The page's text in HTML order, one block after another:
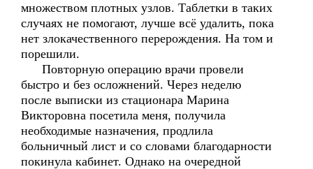
множеством плотных узлов. Таблетки в таких
случаях не помогают, лучше всё удалить, пока
нет злокачественного перерождения. На том и
порешили.
Повторную операцию врачи провели
быстро и без осложнений. Через неделю
после выписки из стационара Марина
Викторовна посетила меня, получила
необходимые назначения, продлила
больничный лист и со словами благодарности
покинула кабинет. Однако на очередной